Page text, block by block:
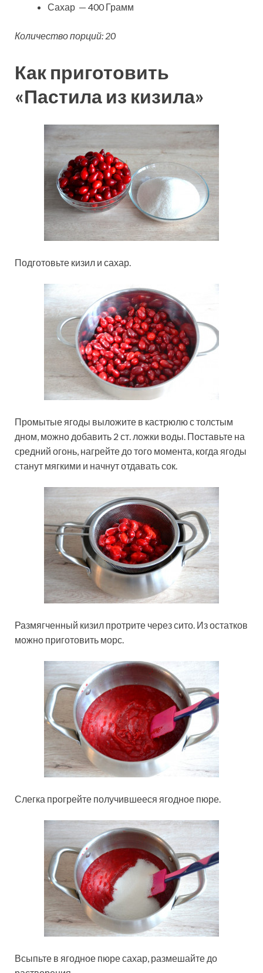
Сахар — 400 Грамм
Количество порций: 20
Как приготовить
«Пастила из кизила»
Подготовьте кизил и сахар.
Промытые ягоды выложите в кастрюлю с толстым
дном, можно добавить 2 ст. ложки воды. Поставьте на
средний огонь, нагрейте до того момента, когда ягоды
станут мягкими и начнут отдавать сок.
Размягченный кизил протрите через сито. Из остатков
можно приготовить морс.
Слегка прогрейте получившееся ягодное пюре.
Всыпьте в ягодное пюре сахар, размешайте до